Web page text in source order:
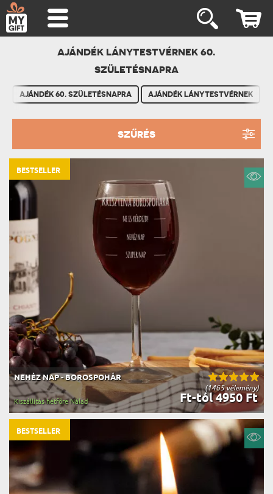
AJÁNDÉK LÁNYTESTVÉRNEK 60.
SZÜLETÉSNAPRA
AJÁNDÉK 60. SZÜLETÉSNAPRA AJÁNDÉK LÁNYTESTVÉRNEK
SZŰRÉS
(1465 vélemény)
NEHÉZ NAP - BOROSPOHÁR
Ft-tól 4950 Ft
Kiszállítás hétfőre Nálad
BESTSELLER
BESTSELLER